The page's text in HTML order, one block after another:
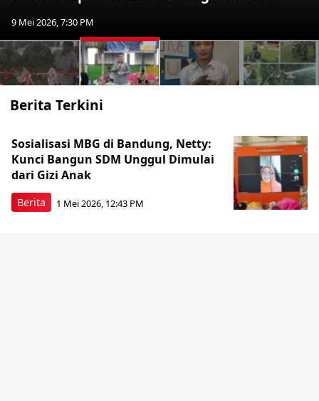
9 Mei 2026, 7:30 PM
Berita Terkini
Berita
Sosialisasi MBG di Bandung, Netty:
Kunci Bangun SDM Unggul Dimulai
dari Gizi Anak
1 Mei 2026, 12:43 PM